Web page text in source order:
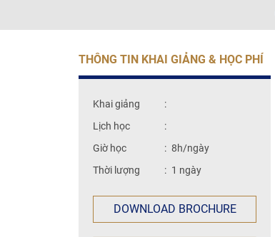
THÔNG TIN KHAI GIẢNG & HỌC PHÍ
Khai giảng
:
Lịch học
:
Giờ học
: 8h/ngày
Thời lượng
: 1 ngày
DOWNLOAD BROCHURE